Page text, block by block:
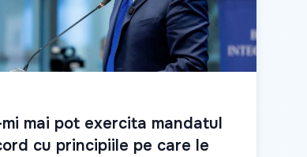
mai pot exercita mandatul
cu principiile pe care le